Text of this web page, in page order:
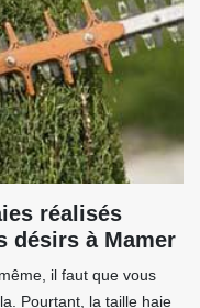
réalisés
désirs à Mamer
il faut que vous
Pourtant, la taille haie